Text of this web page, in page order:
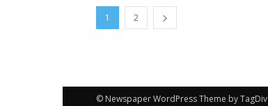
1 2
© Newspaper WordPress Theme by TagDiv